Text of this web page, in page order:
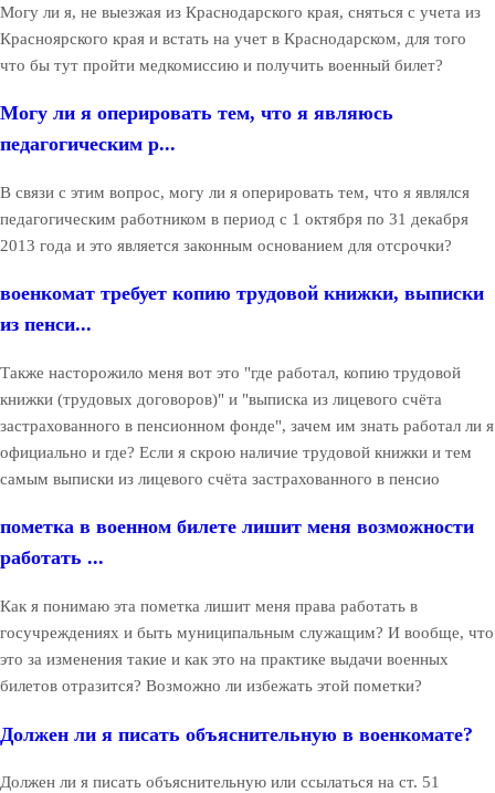
Могу ли я, не выезжая из Краснодарского края, сняться с учета из
Красноярского края и встать на учет в Краснодарском, для того
что бы тут пройти медкомиссию и получить военный билет?
Могу ли я оперировать тем, что я являюсь
педагогическим р...
В связи с этим вопрос, могу ли я оперировать тем, что я являлся
педагогическим работником в период с 1 октября по 31 декабря
2013 года и это является законным основанием для отсрочки?
военкомат требует копию трудовой книжки, выписки
из пенси...
Также насторожило меня вот это "где работал, копию трудовой
книжки (трудовых договоров)" и "выписка из лицевого счёта
застрахованного в пенсионном фонде", зачем им знать работал ли я
официально и где? Если я скрою наличие трудовой книжки и тем
самым выписки из лицевого счёта застрахованного в пенсио
пометка в военном билете лишит меня возможности
работать ...
Как я понимаю эта пометка лишит меня права работать в
госучреждениях и быть муниципальным служащим? И вообще, что
это за изменения такие и как это на практике выдачи военных
билетов отразится? Возможно ли избежать этой пометки?
Должен ли я писать объяснительную в военкомате?
Должен ли я писать объяснительную или ссылаться на ст. 51